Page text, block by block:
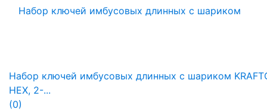
Набор ключей имбусовых длинных с шариком
HEX, 2-...
(0)